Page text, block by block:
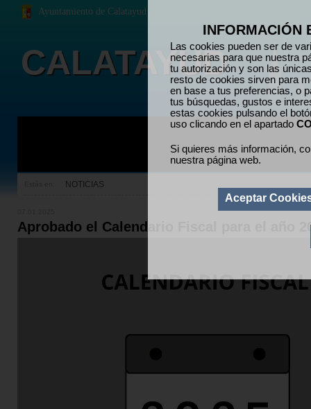
INFORMACIÓN
Las cookies pueden ser de
necesarias para que nuestra
tu autorización y son las
resto de cookies sirven para
en base a tus preferencias, o
tus búsquedas, gustos e
estas cookies pulsando el
uso clicando en el apartado
Si quieres más información,
nuestra página web.
Aceptar
Aprobado el Calendario Fiscal para el año
NOTICIAS
Ayuntamiento de Calatayud
CALATAYUD